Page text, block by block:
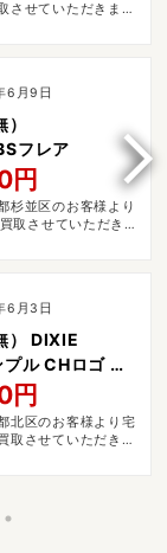
させていただきまし
6月9日
フレア
円
杉並区のお客様より
取させていただきま
6月3日
） DIXIE
ル CHロゴ サ
円
北区のお客様より宅
取させていただきま